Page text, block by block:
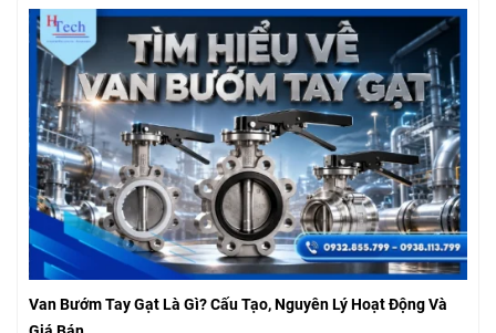
Van Bướm Tay Gạt Là Gì? Cấu Tạo, Nguyên Lý Hoạt Động Và